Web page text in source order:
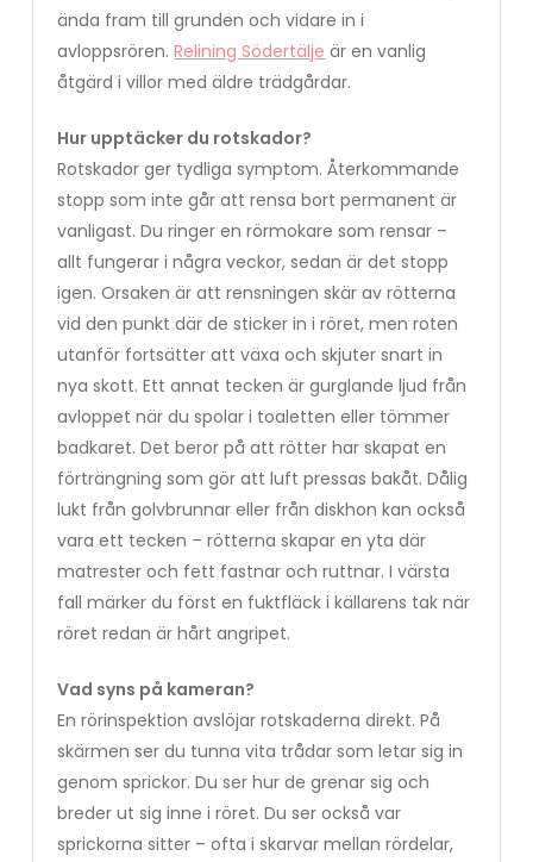
ända fram till grunden och vidare in i
avloppsrören.Relining Södertälje är en vanlig
åtgärd i villor med äldre trädgårdar.
Hur upptäcker du rotskador?
Rotskador ger tydliga symptom. Återkommande
stopp som inte går att rensa bort permanent är
vanligast. Du ringer en rörmokare som rensar –
allt fungerar i några veckor, sedan är det stopp
igen. Orsaken är att rensningen skär av rötterna
vid den punkt där de sticker in i röret, men roten
utanför fortsätter att växa och skjuter snart in
nya skott. Ett annat tecken är gurglande ljud från
avloppet när du spolar i toaletten eller tömmer
badkaret. Det beror på att rötter har skapat en
förträngning som gör att luft pressas bakåt. Dålig
lukt från golvbrunnar eller från diskhon kan också
vara ett tecken – rötterna skapar en yta där
matrester och fett fastnar och ruttnar. I värsta
fall märker du först en fuktfläck i källarens tak när
röret redan är hårt angripet.
Vad syns på kameran?
En rörinspektion avslöjar rotskaderna direkt. På
skärmen ser du tunna vita trådar som letar sig in
genom sprickor. Du ser hur de grenar sig och
breder ut sig inne i röret. Du ser också var
sprickorna sitter – ofta i skarvar mellan rördelar,